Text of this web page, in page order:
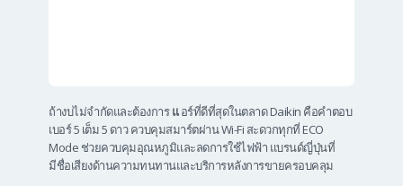
ถ้างบไม่จำกัดและต้องการแอร์ที่ดีที่สุดในตลาด Daikin คือคำตอบ
เบอร์ 5 เต็ม 5 ดาว ควบคุมสมาร์ตผ่าน Wi-Fi สะดวกทุกที่ ECO
Mode ช่วยควบคุมอุณหภูมิและลดการใช้ไฟฟ้า แบรนด์ญี่ปุ่นที่
มีชื่อเสียงด้านความทนทานและบริการหลังการขายครอบคลุม